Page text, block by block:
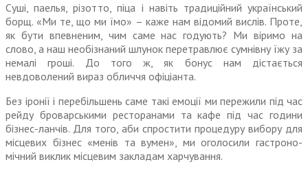
Суші, паелья, різотто, піца і навіть традиційний український
борщ. «Ми те, що ми їмо» – каже нам відомий вислів. Проте,
як бути впевненим, чим саме нас годують? Ми віримо на
слово, а наш необізнаний шлунок перетравлює сумнівну їжу за
немалі гроші. До того ж, як бонус нам дістається
невдоволений вираз обличчя офіціанта.
Без іронії і перебільшень саме такі емоції ми пережили під час
рейду броварськими ресторанами та кафе під час години
бізнес-ланчів. Для того, аби спростити процедуру вибору для
місцевих бізнес «менів та вумен», ми оголосили гастроно­
мічний виклик місцевим закладам харчування.